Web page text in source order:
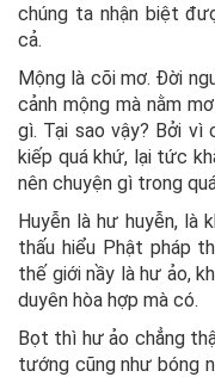
chúng ta nhận biệt
cả.
Mộng là cõi mơ. Đời
cảnh mộng mà nằm
gì. Tại sao vậy? Bởi vì
kiếp quá khứ, lại tức
nên chuyện gì trong
Huyễn là hư huyễn, là
thấu hiểu Phật pháp
thế giới nầy là hư ảo,
duyên hòa hợp mà có.
Bọt thì hư ảo chẳng
tướng cũng như bóng